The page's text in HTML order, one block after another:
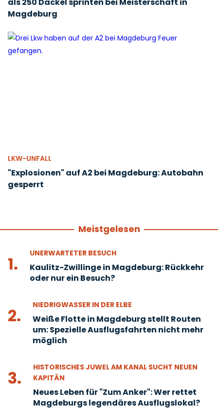
Magdeburg
LKW-UNFALL
"Explosionen" auf A2 bei Magdeburg: Autobahn
gesperrt
Meistgelesen
1. UNERWARTETER BESUCH
Kaulitz-Zwillinge in Magdeburg: Rückkehr
oder nur ein Besuch?
2. NIEDRIGWASSER IN DER ELBE
Weiße Flotte in Magdeburg stellt Routen
um: Spezielle Ausflugsfahrten nicht mehr
möglich
3.
HISTORISCHES JUWEL AM KANAL SUCHT NEUEN
KAPITÄN
Neues Leben für "Zum Anker": Wer rettet
Magdeburgs legendäres Ausflugslokal?